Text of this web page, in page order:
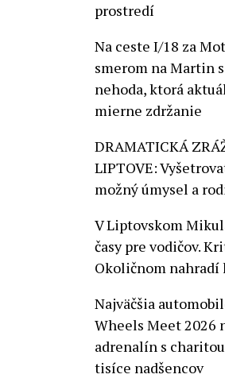
prostredí
Na ceste I/18 za
smerom na Martin
nehoda, ktorá
mierne zdržanie
DRAMATICKÁ
LIPTOVE:
možný úmysel a
V Liptovskom
časy pre vodičov.
Okoličnom nahradí
Najväčšia
Wheels Meet 2026
adrenalín s
tisíce nadšencov